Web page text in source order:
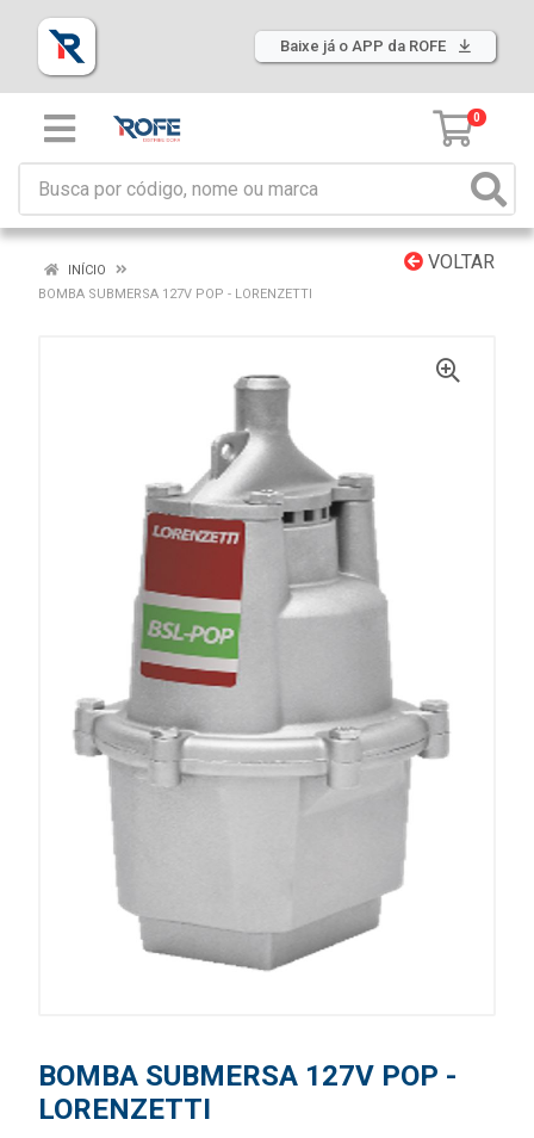
Baixe já o APP da ROFE
0
VOLTAR
INÍCIO
BOMBA SUBMERSA 127V POP - LORENZETTI
BOMBA SUBMERSA 127V POP -
LORENZETTI